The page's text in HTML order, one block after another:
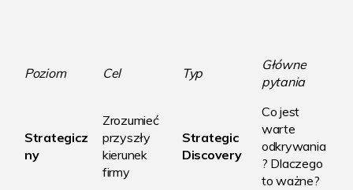
Poziom Cel Typ
Główne
pytania
Strategicz
ny
Zrozumieć
przyszły
kierunek
firmy
Strategic
Discovery
Co jest
warte
odkrywania
? Dlaczego
to ważne?